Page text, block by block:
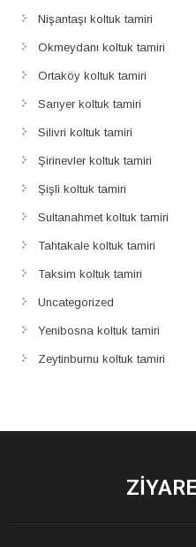
Nişantaşı koltuk tamiri
Okmeydanı koltuk tamiri
Ortaköy koltuk tamiri
Sarıyer koltuk tamiri
Silivri koltuk tamiri
Şirinevler koltuk tamiri
Şişli koltuk tamiri
Sultanahmet koltuk tamiri
Tahtakale koltuk tamiri
Taksim koltuk tamiri
Uncategorized
Yenibosna koltuk tamiri
Zeytinburnu koltuk tamiri